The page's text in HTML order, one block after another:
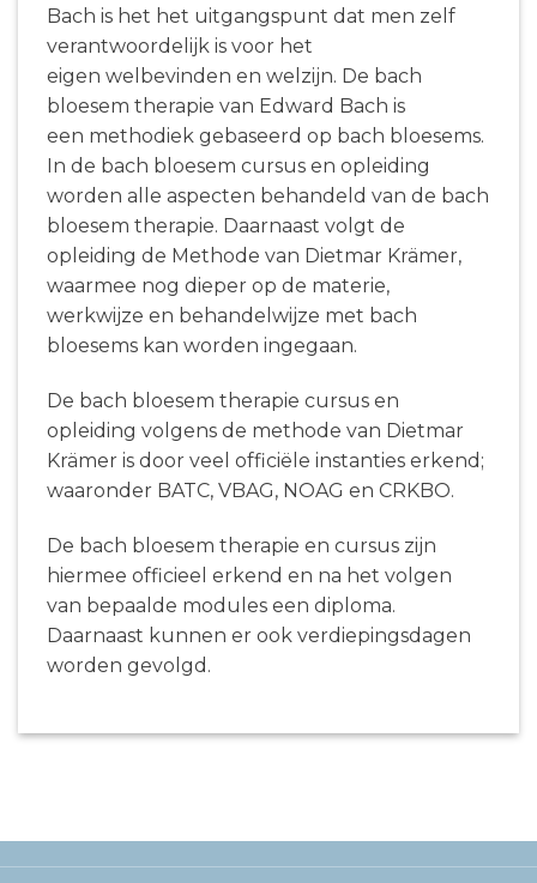
Bach is het het uitgangspunt dat men zelf
verantwoordelijk is voor het
eigen welbevinden en welzijn. De bach
bloesem therapie van Edward Bach is
een methodiek gebaseerd op bach bloesems.
In de bach bloesem cursus en opleiding
worden alle aspecten behandeld van de bach
bloesem therapie. Daarnaast volgt de
opleiding de Methode van Dietmar Krämer,
waarmee nog dieper op de materie,
werkwijze en behandelwijze met bach
bloesems kan worden ingegaan.
De bach bloesem therapie cursus en
opleiding volgens de methode van Dietmar
Krämer is door veel officiële instanties erkend;
waaronder BATC, VBAG, NOAG en CRKBO.
De bach bloesem therapie en cursus zijn
hiermee officieel erkend en na het volgen
van bepaalde modules een diploma.
Daarnaast kunnen er ook verdiepingsdagen
worden gevolgd.